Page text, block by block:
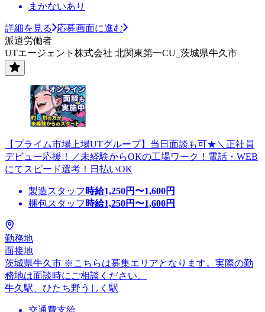
まかないあり
詳細を見る
応募画面に進む
派遣労働者
UTエージェント株式会社 北関東第一CU_茨城県牛久市
【プライム市場上場UTグループ】当日面談も可★＼正社員
デビュー応援！／未経験からOKの工場ワーク！電話・WEB
にてスピード選考！日払いOK
製造スタッフ 時給1,250円〜1,600円
梱包スタッフ 時給1,250円〜1,600円
勤務地
面接地
茨城県牛久市 ※こちらは募集エリアとなります。実際の勤
務地は面談時にご相談ください。
牛久駅、ひたち野うしく駅
交通費支給